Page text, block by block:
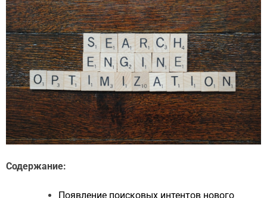
Содержание:
Появление поисковых интентов нового